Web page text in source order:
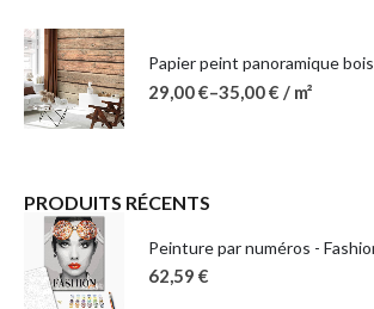
Papier peint panoramique
29,00€–35,00€ / m²
PRODUITS RÉCENTS
Peinture par numéros -
62,59 €